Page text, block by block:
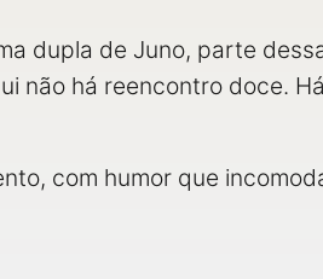
dupla de Juno, parte
não há reencontro doce. Há
com humor que